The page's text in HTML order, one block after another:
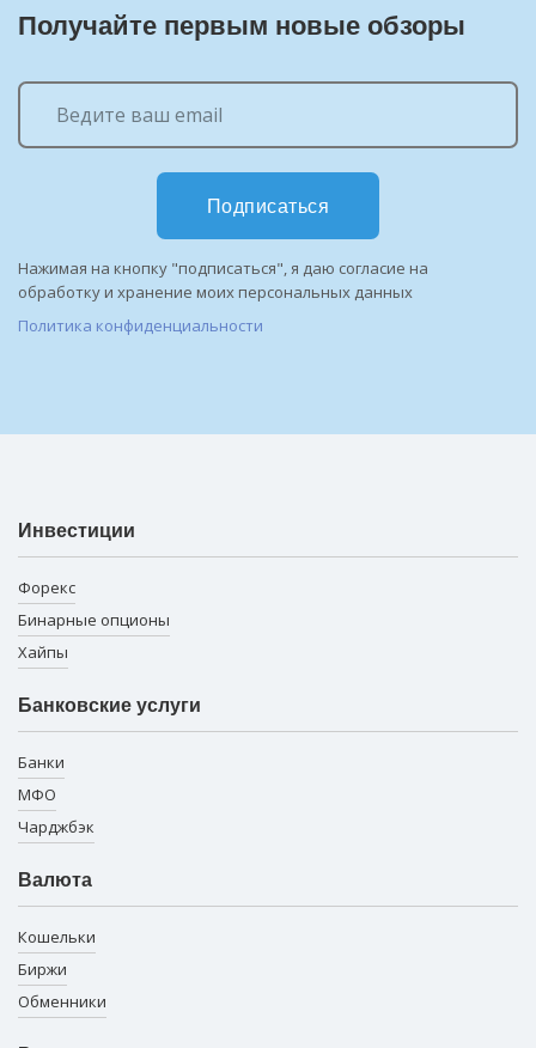
Получайте первым новые обзоры
Подписаться
Нажимая на кнопку "подписаться", я даю согласие на
обработку и хранение моих персональных данных
Политика конфиденциальности
Инвестиции
Форекс
Бинарные опционы
Хайпы
Банковские услуги
Банки
МФО
Чарджбэк
Валюта
Кошельки
Биржи
Обменники